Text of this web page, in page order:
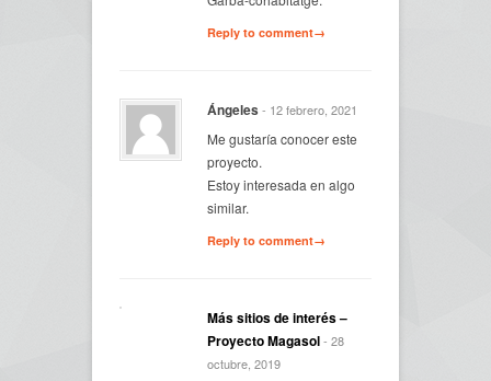
Reply to comment→
Ángeles - 12 febrero, 2021
Me gustaría conocer este
proyecto.
Estoy interesada en algo
similar.
Reply to comment→
Más sitios de interés –
Proyecto Magasol- 28
octubre, 2019